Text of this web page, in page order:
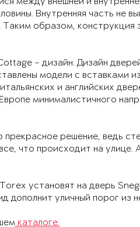
Внутренняя часть не
Таким образом,
– дизайн. Дизайн
модели с вставками
и английских
минималистичного
решение, ведь
что происходит на улице.
установят на дверь
дополнит уличный порог из
каталоге.